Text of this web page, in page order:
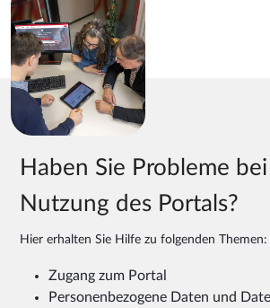
Haben Sie Probleme
Nutzung des Portals?
Hier erhalten Sie Hilfe zu folgenden Themen:
Zugang zum Portal
Personenbezogene Daten und